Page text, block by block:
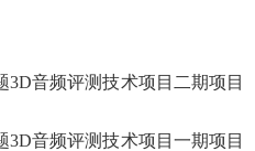
3D音频评测技术项目二期项目
3D音频评测技术项目一期项目